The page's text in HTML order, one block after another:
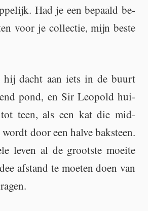
Had je een be­paald be­
voor je col­lec­tie, mijn beste
hij dacht aan iets in de buurt
pond, en Sir Le­o­pold hui­
teen, als een kat die mid­
wordt door een halve bak­steen.
leven al de groot­ste moei­te
af­stand te moe­ten doen van